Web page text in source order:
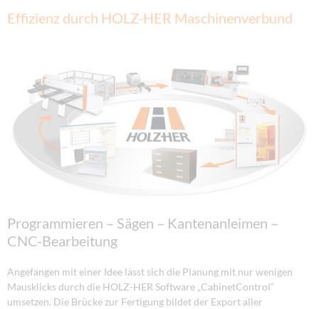
Effizienz durch HOLZ-HER Maschinenverbund
Programmieren – Sägen – Kantenanleimen –
CNC-Bearbeitung
Angefangen mit einer Idee lässt sich die Planung mit nur wenigen
Mausklicks durch die HOLZ-HER Software „CabinetControl“
umsetzen. Die Brücke zur Fertigung bildet der Export aller